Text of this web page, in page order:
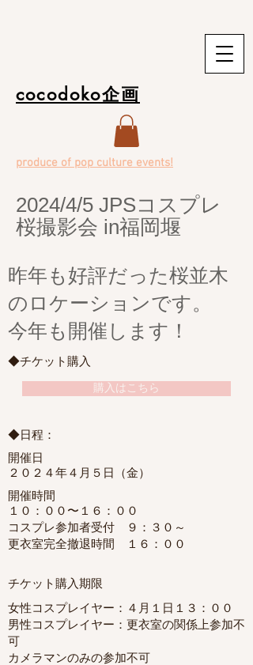
cocodoko企画
produce of pop culture events!
2024/4/5 JPSコスプレ
桜撮影会 in福岡堰
昨年も好評だった桜並木
のロケーションです。
今年も開催します！
◆チケット購入
購入はこちら
◆日程：
開催日
２０２４年４月５日（金）
開催時間
１０：００〜１６：００
コスプレ参加者受付 ９：３０～
更衣室完全撤退時間 １６：００
チケット購入期限
女性コスプレイヤー：４月１日１３：００
男性コスプレイヤー：更衣室の関係上参加不
可
カメラマンのみの参加不可